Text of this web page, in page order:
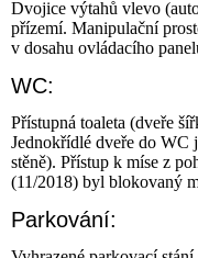
Dvojice výtahů vlevo
přízemí. Manipulační
v dosahu ovládacího
WC:
Přístupná toaleta (dveře
Jednokřídlé dveře do WC
stěně). Přístup k míse z
(11/2018) byl blokovaný
Parkování: